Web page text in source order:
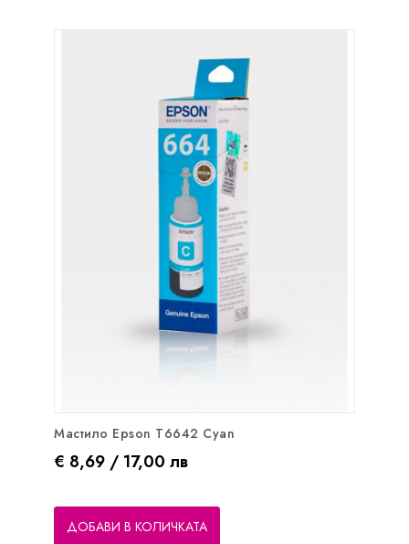
Мастило Epson T6642 Cyan
Цена
€ 8,69 / 17,00 лв
ДОБАВИ В КОЛИЧКАТА